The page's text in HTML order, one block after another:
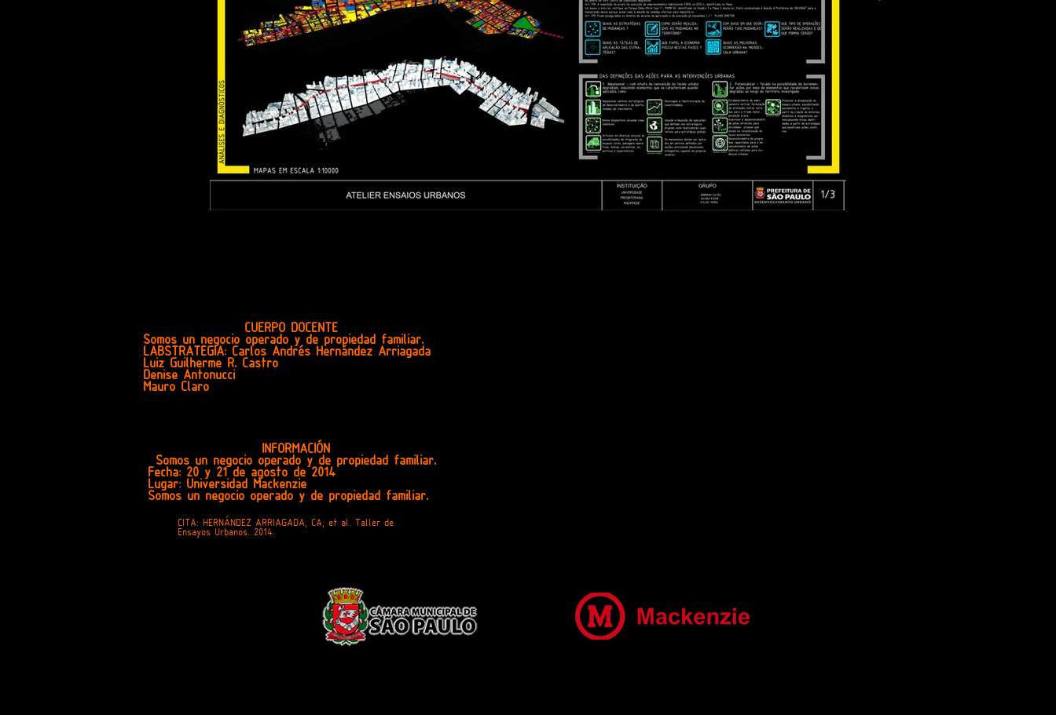
CUERPO DOCENTE
Somos un negocio operado y de propiedad familiar.
LABSTRATEGIA: Carlos Andrés Hernández Arriagada
Luiz Guilherme R. Castro
Denise Antonucci
Mauro Claro
INFORMACIÓN
Somos un negocio operado y de propiedad familiar.
Fecha: 20 y 21 de agosto de 2014
Lugar: Universidad Mackenzie
Somos un negocio operado y de propiedad familiar.
CITA: HERNÁNDEZ ARRIAGADA, CA; et al. Taller de
Ensayos Urbanos. 2014.